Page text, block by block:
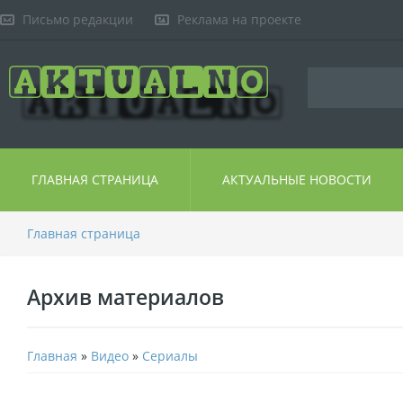
Письмо редакции Реклама на проекте
ГЛАВНАЯ СТРАНИЦА АКТУАЛЬНЫЕ НОВОСТИ
Главная страница
Архив материалов
Главная » Видео » Сериалы